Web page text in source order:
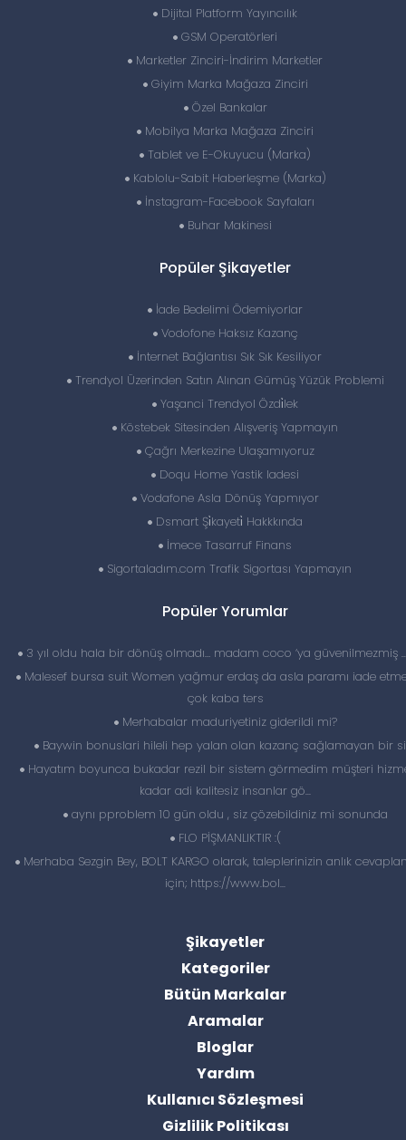
Dijital Platform Yayıncılık
GSM Operatörleri
Marketler Zinciri-İndirim Marketler
Giyim Marka Mağaza Zinciri
Özel Bankalar
Mobilya Marka Mağaza Zinciri
Tablet ve E-Okuyucu (Marka)
Kablolu-Sabit Haberleşme (Marka)
İnstagram-Facebook Sayfaları
Buhar Makinesi
Popüler Şikayetler
İade Bedelimi Ödemiyorlar
Vodofone Haksız Kazanç
İnternet Bağlantısı Sık Sık Kesiliyor
Trendyol Üzerinden Satın Alınan Gümüş Yüzük Problemi
Yaşanci Trendyol Özdi̇lek
Köstebek Sitesinden Alışveriş Yapmayın
Çağrı Merkezine Ulaşamıyoruz
Doqu Home Yastik Iadesi
Vodafone Asla Dönüş Yapmıyor
Dsmart Şi̇kayeti̇ Hakkkında
İmece Tasarruf Finans
Sigortaladım.com Trafik Sigortası Yapmayın
Popüler Yorumlar
3 yıl oldu hala bir dönüş olmadı… madam coco ‘ya güvenilmezmiş
Malesef bursa suit Women yağmur erdaş da asla paramı iade
çok kaba ters
Merhabalar maduriyetiniz giderildi mi?
Baywin bonuslari hileli hep yalan olan kazanç sağlamayan bir
Hayatım boyunca bukadar rezil bir sistem görmedim müşteri
kadar adi kalitesiz insanlar gö...
aynı pproblem 10 gün oldu , siz çözebildiniz mi sonunda
FLO PİŞMANLIKTIR :(
Merhaba Sezgin Bey, BOLT KARGO olarak, taleplerinizin anlık
için; https://www.bol...
Şikayetler
Kategoriler
Bütün Markalar
Aramalar
Bloglar
Yardım
Kullanıcı Sözleşmesi
Gizlilik Politikası